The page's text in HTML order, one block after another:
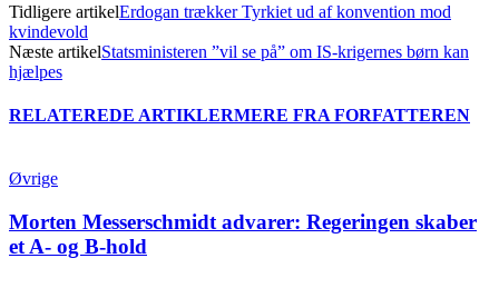
Tidligere artikelErdogan trækker Tyrkiet ud af konvention mod
kvindevold
Næste artikelStatsministeren ”vil se på” om IS-krigernes børn kan
hjælpes
RELATEREDE ARTIKLERMERE FRA FORFATTEREN
Øvrige
Morten Messerschmidt advarer: Regeringen skaber
et A- og B-hold